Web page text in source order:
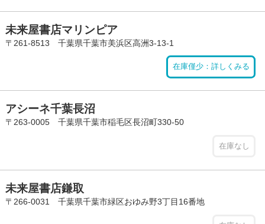
未来屋書店マリンピア
〒261-8513 千葉県千葉市美浜区高洲3-13-1
在庫僅少：詳しくみる
アシーネ千葉長沼
〒263-0005 千葉県千葉市稲毛区長沼町330-50
在庫なし
未来屋書店鎌取
〒266-0031 千葉県千葉市緑区おゆみ野3丁目16番地